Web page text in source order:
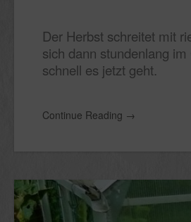
Der Herbst schreitet mit
sich dann stundenlang
schnell es jetzt geht.
Continue Reading →